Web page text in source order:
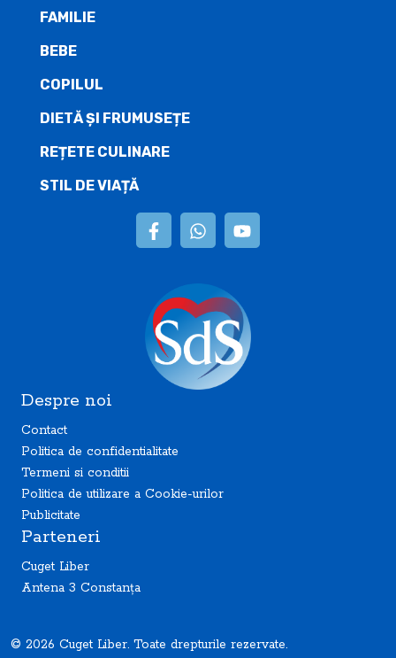
FAMILIE
BEBE
COPILUL
DIETĂ ŞI FRUMUSEȚE
REȚETE CULINARE
STIL DE VIAȚĂ
Despre noi
Contact
Politica de confidentialitate
Termeni si conditii
Politica de utilizare a Cookie-urilor
Publicitate
Parteneri
Cuget Liber
Antena 3 Constanța
© 2026 Cuget Liber. Toate drepturile rezervate.